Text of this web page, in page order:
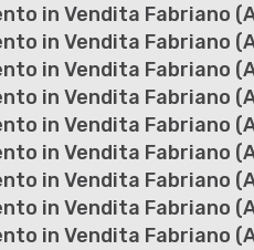
in Vendita Fabriano
in Vendita Fabriano
in Vendita Fabriano
in Vendita Fabriano
in Vendita Fabriano
in Vendita Fabriano
in Vendita Fabriano
in Vendita Fabriano
in Vendita Fabriano